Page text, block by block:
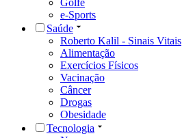
e-Sports
Saúde
Roberto Kalil - Sinais Vitais
Alimentação
Exercícios Físicos
Vacinação
Câncer
Drogas
Obesidade
Tecnologia